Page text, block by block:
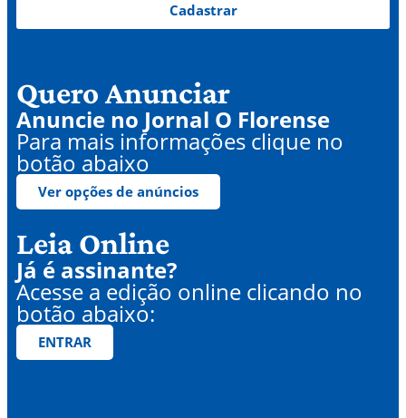
Cadastrar
Quero Anunciar
Anuncie no Jornal O Florense
Para mais informações clique no
botão abaixo
Ver opções de anúncios
Leia Online
Já é assinante?
Acesse a edição online clicando no
botão abaixo:
ENTRAR